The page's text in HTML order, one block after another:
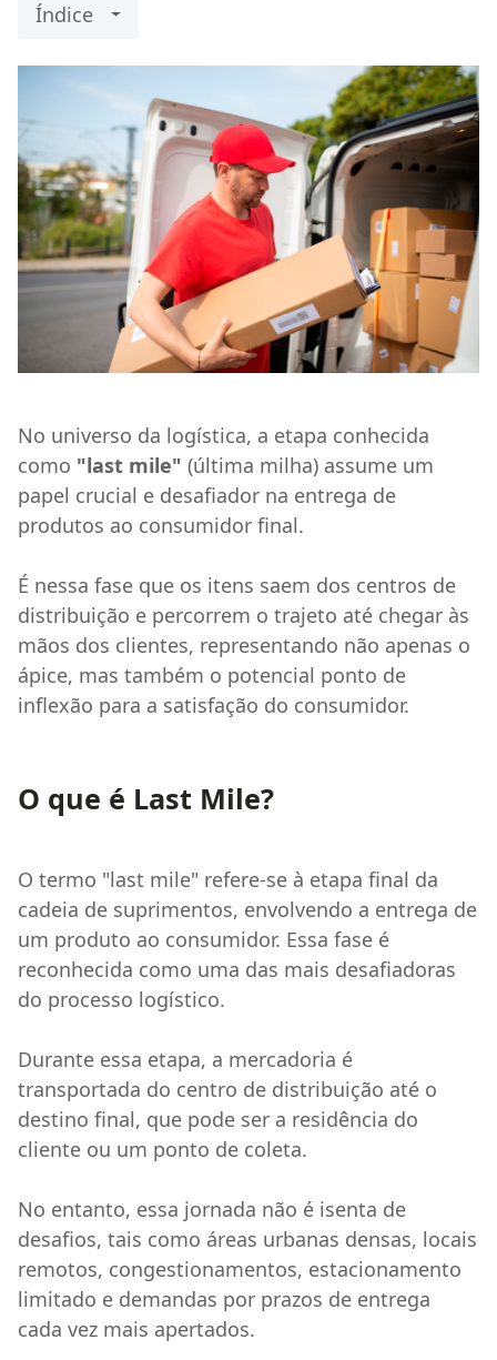
Índice
No universo da logística, a etapa conhecida
como "last mile" (última milha) assume um
papel crucial e desafiador na entrega de
produtos ao consumidor final.
É nessa fase que os itens saem dos centros de
distribuição e percorrem o trajeto até chegar às
mãos dos clientes, representando não apenas o
ápice, mas também o potencial ponto de
inflexão para a satisfação do consumidor.
O que é Last Mile?
O termo "last mile" refere-se à etapa final da
cadeia de suprimentos, envolvendo a entrega de
um produto ao consumidor. Essa fase é
reconhecida como uma das mais desafiadoras
do processo logístico.
Durante essa etapa, a mercadoria é
transportada do centro de distribuição até o
destino final, que pode ser a residência do
cliente ou um ponto de coleta.
No entanto, essa jornada não é isenta de
desafios, tais como áreas urbanas densas, locais
remotos, congestionamentos, estacionamento
limitado e demandas por prazos de entrega
cada vez mais apertados.